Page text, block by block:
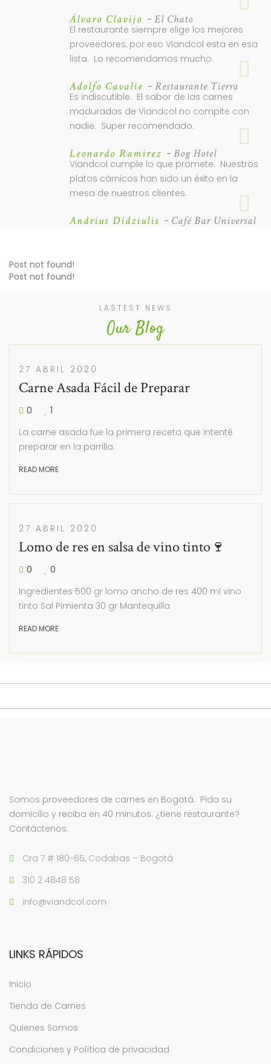
Álvaro Clavijo - El Chato
El restaurante siempre elige los mejores
proveedores, por eso Viandcol esta en esa
lista. Lo recomendamos mucho.
Adolfo Cavalie - Restaurante Tierra
Es indiscutible. El sabor de las carnes
maduradas de Viandcol no compite con
nadie. Super recomendado.
Leonardo Ramirez - Bog Hotel
Viandcol cumple lo que promete. Nuestros
platos cárnicos han sido un éxito en la
mesa de nuestros clientes.
Andrius Didziulis - Café Bar Universal
Post not found!
Post not found!
LASTEST NEWS
Our Blog
27 ABRIL 2020
Carne Asada Fácil de Preparar
0
1
La carne asada fue la primera receta que intenté
preparar en la parrilla.
READ MORE
27 ABRIL 2020
Lomo de res en salsa de vino tinto🍷
0
0
Ingredientes 500 gr lomo ancho de res 400 ml vino
tinto Sal Pimienta 30 gr Mantequilla
READ MORE
Somos proveedores de carnes en Bogotá. Pida su
domicilio y reciba en 40 minutos. ¿tiene restaurante?
Contáctenos.
Cra 7 # 180-65, Codabas – Bogotá
310 2 4848 58
info@viandcol.com
LINKS RÁPIDOS
Inicio
Tienda de Carnes
Quienes Somos
Condiciones y Política de privacidad